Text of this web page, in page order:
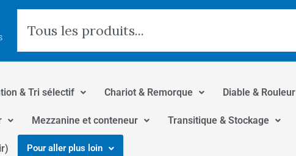
& Tri sélectif Chariot & Remorque Diable & Rouleur
Mezzanine et conteneur Transitique & Stockage
Pour aller plus loin